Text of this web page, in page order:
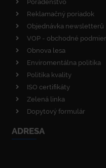
Poradenstvo
Reklamačný poriadok
Objednávka newsletterů
VOP - obchodné
Obnova lesa
Enviromentálna politika
Politika kvality
ISO certifikáty
Zelená linka
Dopytový formulár
ADRESA